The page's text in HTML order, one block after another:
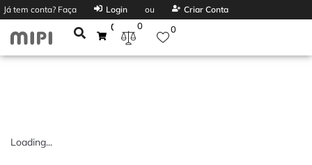
Já tem conta? Faça Login ou Criar Conta
0 0 0
Loading...